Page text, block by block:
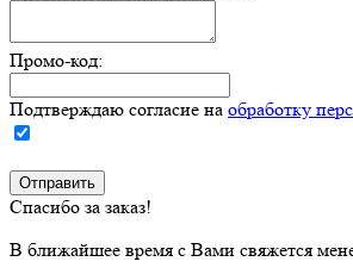
Промо-код:
Подтверждаю согласие на обработку
Спасибо за заказ!
В ближайшее время с Вами свяжется